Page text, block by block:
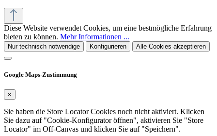
Diese Website verwendet Cookies, um eine bestmögliche Erfahrung
bieten zu können. Mehr Informationen ...
Nur technisch notwendige Konfigurieren Alle Cookies akzeptieren
Google Maps-Zustimmung
×
Sie haben die Store Locator Cookies noch nicht aktiviert. Klicken
Sie dazu auf "Cookie-Konfigurator öffnen", aktivieren Sie "Store
Locator" im Off-Canvas und klicken Sie auf "Speichern".